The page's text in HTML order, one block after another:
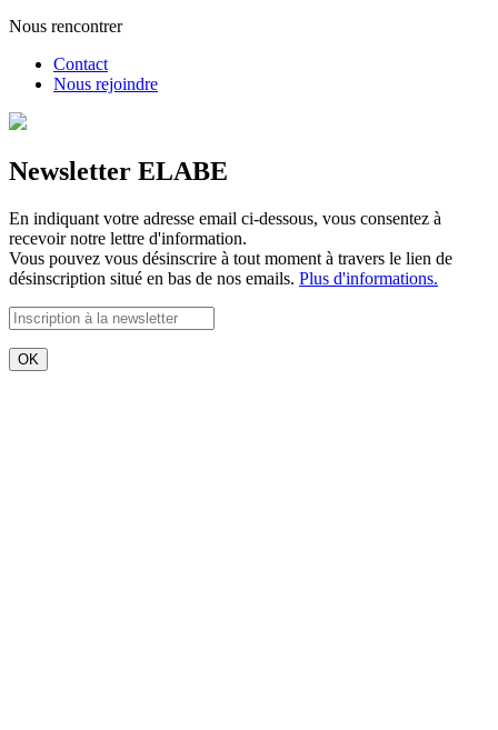
Nous rencontrer
Contact
Nous rejoindre
Newsletter ELABE
En indiquant votre adresse email ci-dessous, vous consentez à
recevoir notre lettre d'information.
Vous pouvez vous désinscrire à tout moment à travers le lien de
désinscription situé en bas de nos emails. Plus d'informations.